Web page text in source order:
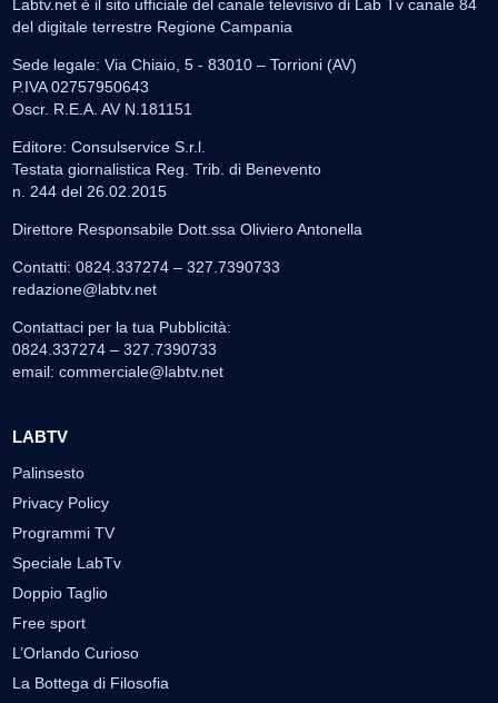
Labtv.net è il sito ufficiale del canale televisivo di Lab Tv canale 84
del digitale terrestre Regione Campania
Sede legale: Via Chiaio, 5 - 83010 – Torrioni (AV)
P.IVA 02757950643
Oscr. R.E.A. AV N.181151
Editore: Consulservice S.r.l.
Testata giornalistica Reg. Trib. di Benevento
n. 244 del 26.02.2015
Direttore Responsabile Dott.ssa Oliviero Antonella
Contatti: 0824.337274 – 327.7390733
redazione@labtv.net
Contattaci per la tua Pubblicità:
0824.337274 – 327.7390733
email: commerciale@labtv.net
LABTV
Palinsesto
Privacy Policy
Programmi TV
Speciale LabTv
Doppio Taglio
Free sport
L’Orlando Curioso
La Bottega di Filosofia